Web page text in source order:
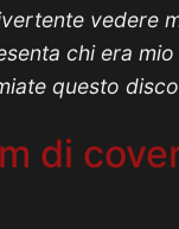
vedere
chi era
questo disco
di